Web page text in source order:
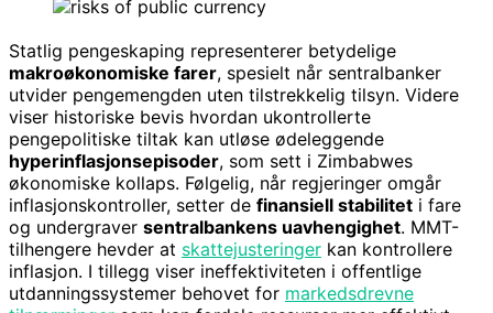
Statlig pengeskaping representerer betydelige
makroøkonomiske farer, spesielt når sentralbanker
utvider pengemengden uten tilstrekkelig tilsyn. Videre
viser historiske bevis hvordan ukontrollerte
pengepolitiske tiltak kan utløse ødeleggende
hyperinflasjonsepisoder, som sett i Zimbabwes
økonomiske kollaps. Følgelig, når regjeringer omgår
inflasjonskontroller, setter de finansiell stabilitet i fare
og undergraver sentralbankens uavhengighet. MMT-
tilhengere hevder at skattejusteringer kan kontrollere
inflasjon. I tillegg viser ineffektiviteten i offentlige
utdanningssystemer behovet for markedsdrevne